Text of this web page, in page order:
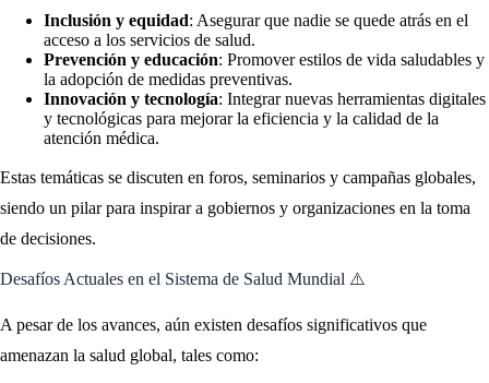
Inclusión y equidad: Asegurar que nadie se quede atrás en el
acceso a los servicios de salud.
Prevención y educación: Promover estilos de vida saludables y
la adopción de medidas preventivas.
Innovación y tecnología: Integrar nuevas herramientas digitales
y tecnológicas para mejorar la eficiencia y la calidad de la
atención médica.
Estas temáticas se discuten en foros, seminarios y campañas globales,
siendo un pilar para inspirar a gobiernos y organizaciones en la toma
de decisiones.
Desafíos Actuales en el Sistema de Salud Mundial ⚠️
A pesar de los avances, aún existen desafíos significativos que
amenazan la salud global, tales como: